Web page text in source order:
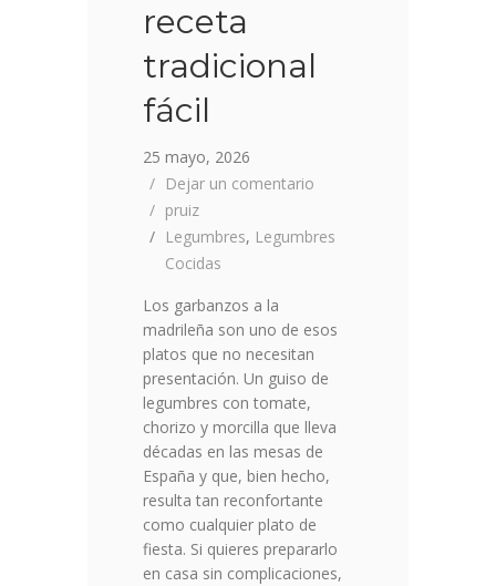
receta
tradicional
fácil
25 mayo, 2026
Dejar un comentario
pruiz
Legumbres, Legumbres
Cocidas
Los garbanzos a la
madrileña son uno de esos
platos que no necesitan
presentación. Un guiso de
legumbres con tomate,
chorizo y morcilla que lleva
décadas en las mesas de
España y que, bien hecho,
resulta tan reconfortante
como cualquier plato de
fiesta. Si quieres prepararlo
en casa sin complicaciones,